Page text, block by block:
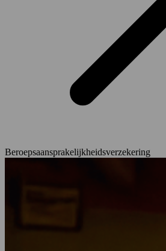
Beroepsaansprakelijkheidsverzekering